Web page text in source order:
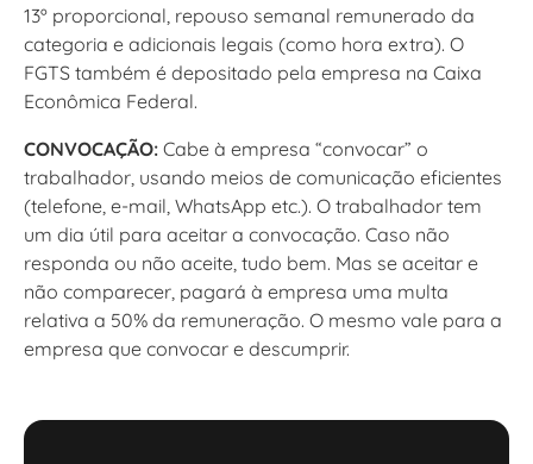
13º proporcional, repouso semanal remunerado da
categoria e adicionais legais (como hora extra). O
FGTS também é depositado pela empresa na Caixa
Econômica Federal.
CONVOCAÇÃO: Cabe à empresa “convocar” o
trabalhador, usando meios de comunicação eficientes
(telefone, e-mail, WhatsApp etc.). O trabalhador tem
um dia útil para aceitar a convocação. Caso não
responda ou não aceite, tudo bem. Mas se aceitar e
não comparecer, pagará à empresa uma multa
relativa a 50% da remuneração. O mesmo vale para a
empresa que convocar e descumprir.